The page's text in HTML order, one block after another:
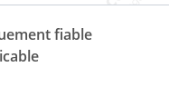
fiable